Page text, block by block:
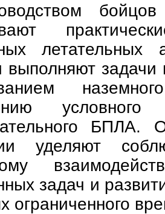
выполняют задачи
БПЛА.
уделяют
задач и
ограниченного